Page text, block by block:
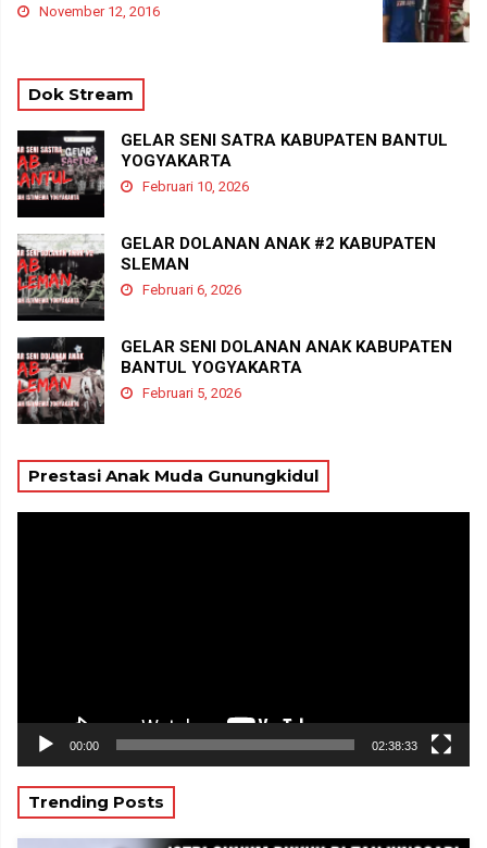
November 12, 2016
Dok Stream
GELAR SENI SATRA KABUPATEN BANTUL
YOGYAKARTA
Februari 10, 2026
GELAR DOLANAN ANAK #2 KABUPATEN
SLEMAN
Februari 6, 2026
GELAR SENI DOLANAN ANAK KABUPATEN
BANTUL YOGYAKARTA
Februari 5, 2026
Prestasi Anak Muda Gunungkidul
00:00 02:38:33
Trending Posts